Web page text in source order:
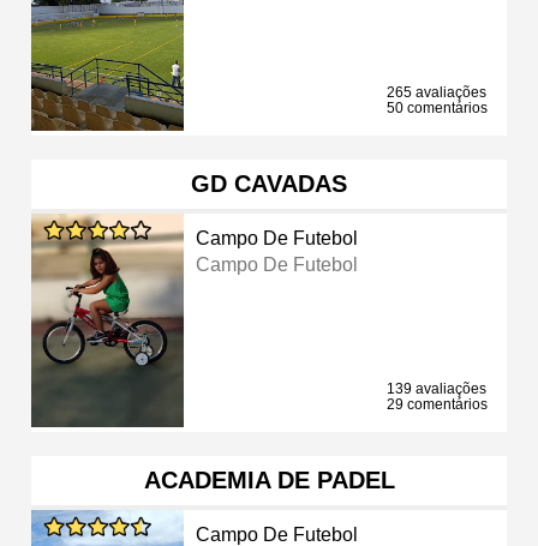
265 avaliações
50 comentários
GD CAVADAS
Campo De Futebol
Campo De Futebol
139 avaliações
29 comentários
ACADEMIA DE PADEL
Campo De Futebol